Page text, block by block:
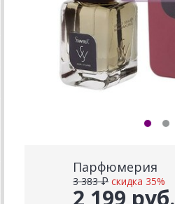
Парфюмерия
2 199 руб.
3 383 ₽ скидка 35%